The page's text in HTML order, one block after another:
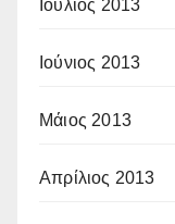
Ιούλιος 2013
Ιούνιος 2013
Μάιος 2013
Απρίλιος 2013